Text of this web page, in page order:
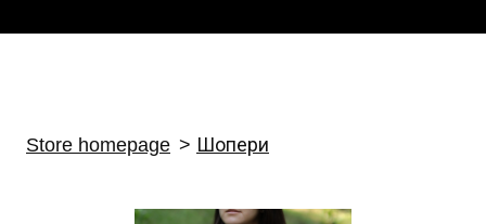
Store homepage Шопери